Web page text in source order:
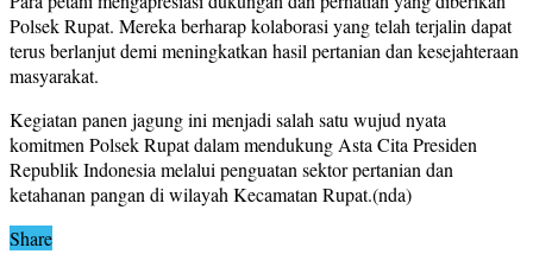
Polsek Rupat. Mereka berharap kolaborasi yang telah terjalin dapat
terus berlanjut demi meningkatkan hasil pertanian dan kesejahteraan
masyarakat.
Kegiatan panen jagung ini menjadi salah satu wujud nyata
komitmen Polsek Rupat dalam mendukung Asta Cita Presiden
Republik Indonesia melalui penguatan sektor pertanian dan
ketahanan pangan di wilayah Kecamatan Rupat.(nda)
Share